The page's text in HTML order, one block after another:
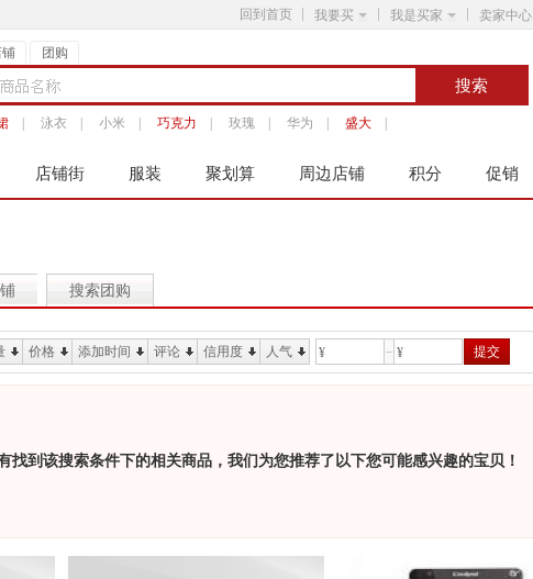
回到首页 我要买 我是买家 卖家中心
铺 团购
泳衣 小米 巧克力 玫瑰 华为 盛大
店铺街 服装 聚划算 周边店铺 积分 促销
搜索团购
价格 添加时间 评论 信用度 人气 ¥ ¥ 提交
找到该搜索条件下的相关商品，我们为您推荐了以下您可能感兴趣的宝贝！